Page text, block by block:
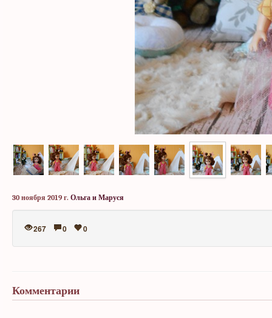
30 ноября 2019 г. Ольга и Маруся
267 0 0
Комментарии